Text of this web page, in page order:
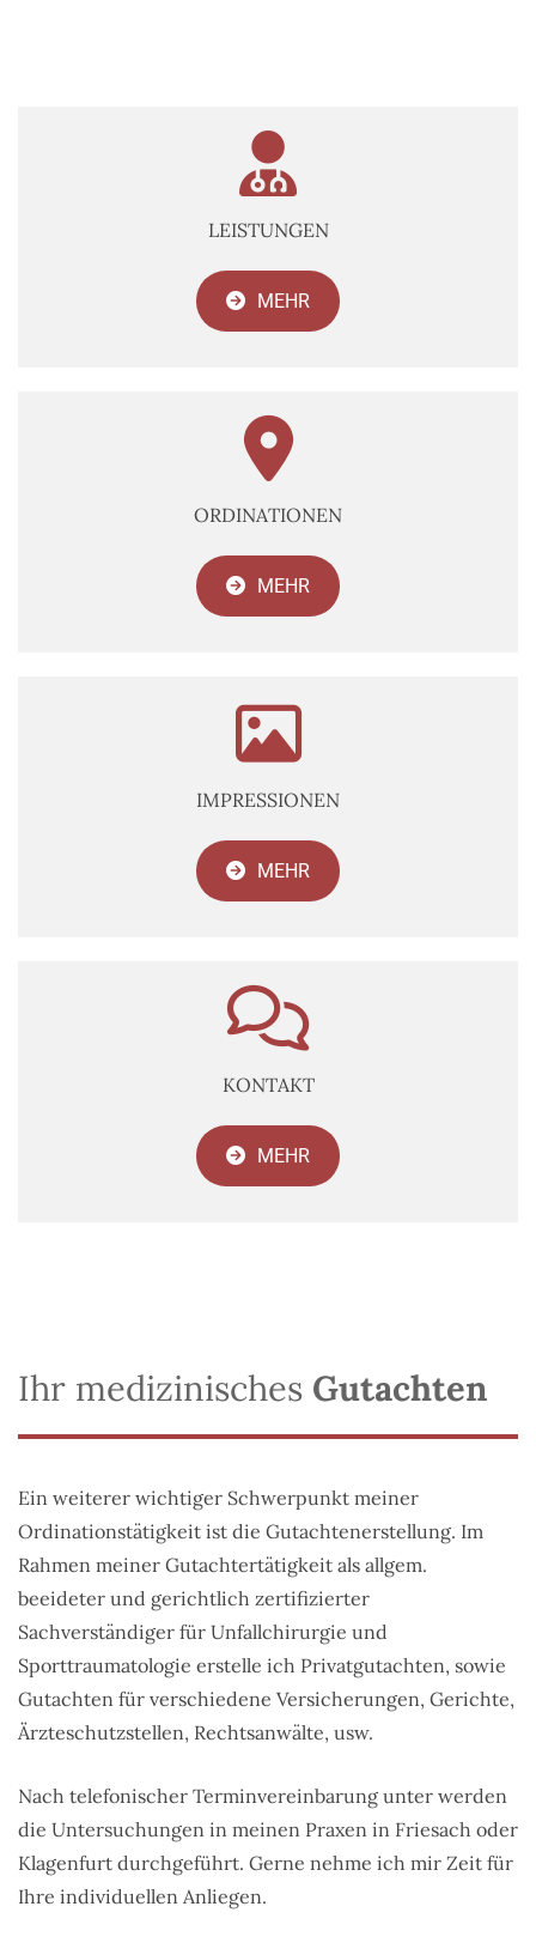

LEISTUNGEN
MEHR

ORDINATIONEN
MEHR

IMPRESSIONEN
MEHR

KONTAKT
MEHR
Ihr medizinisches Gutachten
Ein weiterer wichtiger Schwerpunkt meiner
Ordinationstätigkeit ist die Gutachtenerstellung. Im
Rahmen meiner Gutachtertätigkeit als allgem.
beeideter und gerichtlich zertifizierter
Sachverständiger für Unfallchirurgie und
Sporttraumatologie erstelle ich Privatgutachten, sowie
Gutachten für verschiedene Versicherungen, Gerichte,
Ärzteschutzstellen, Rechtsanwälte, usw.
Nach telefonischer Terminvereinbarung unter werden
die Untersuchungen in meinen Praxen in Friesach oder
Klagenfurt durchgeführt. Gerne nehme ich mir Zeit für
Ihre individuellen Anliegen.